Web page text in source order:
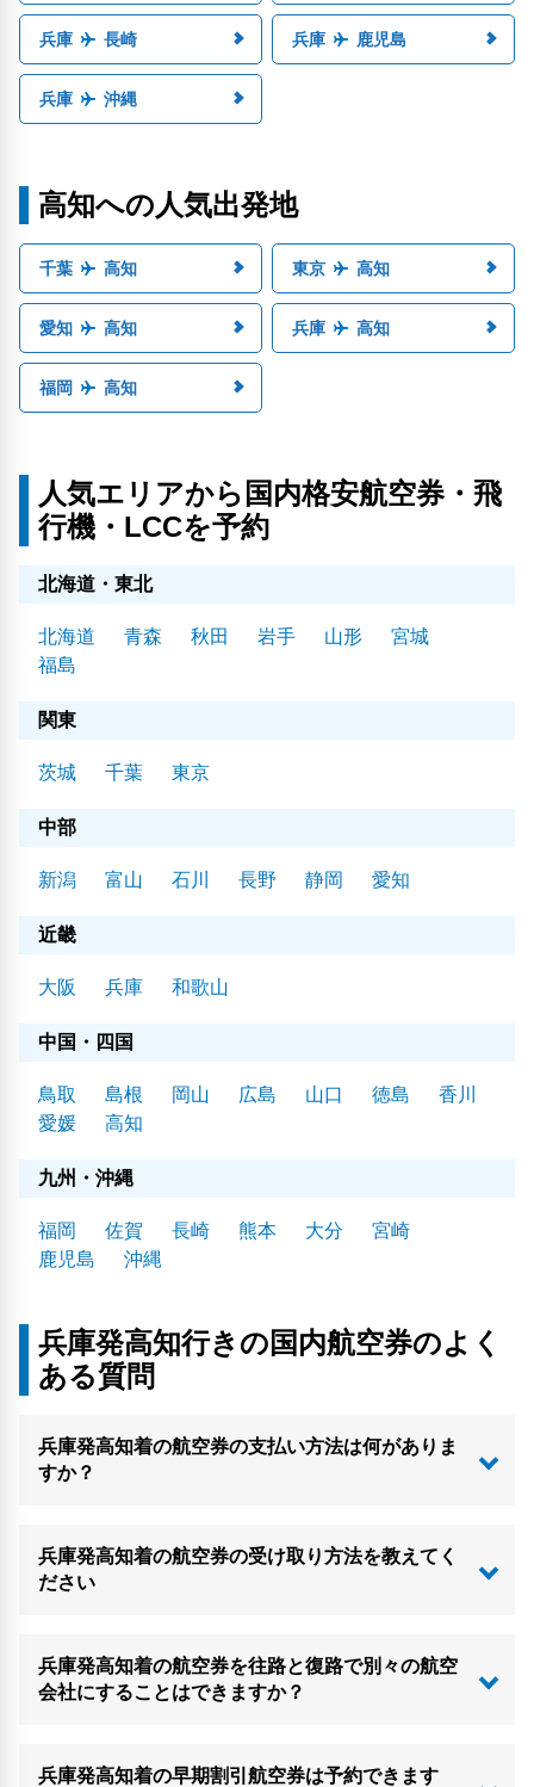
兵庫 長崎 兵庫 鹿児島
兵庫 沖縄
高知への人気出発地
千葉 高知 東京 高知
愛知 高知 兵庫 高知
福岡 高知
人気エリアから国内格安航空券・飛
行機・LCCを予約
北海道・東北
北海道 青森 秋田 岩手 山形
宮城
福島
関東
茨城 千葉 東京
中部
新潟 富山 石川 長野 静岡 愛知
近畿
大阪 兵庫 和歌山
中国・四国
鳥取 島根 岡山 広島 山口 徳島
香川
愛媛
高知
九州・沖縄
福岡 佐賀 長崎 熊本 大分
宮崎
鹿児島
沖縄
兵庫発高知行きの国内航空券のよく
ある質問
兵庫発高知着の航空券の支払い方法は何がありま
すか？
兵庫発高知着の航空券の受け取り方法を教えてく
ださい
兵庫発高知着の航空券を往路と復路で別々の航空
会社にすることはできますか？
兵庫発高知着の早期割引航空券は予約できます